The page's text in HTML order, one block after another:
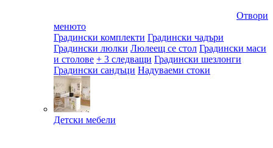
Отвори
менюто
Градински комплекти Градински чадъри
Градински люлки Люлеещ се стол Градински маси
и столове + 3 следващи Градински шезлонги
Градински сандъци Надуваеми стоки
Детски мебели